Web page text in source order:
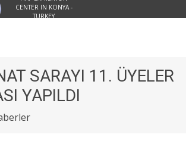
CENTER IN KONYA -
TURKEY
SARAYI 11. ÜYELER
YAPILDI